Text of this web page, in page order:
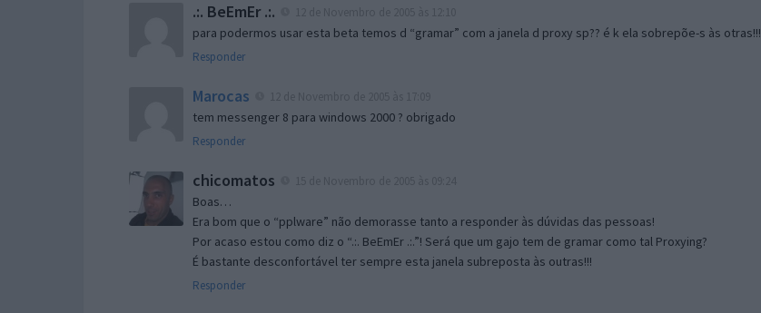
.:. BeEmEr .:.
para podermos usar esta beta temos d “gramar” com a janela d proxy sp?? é k ela sobrepõe-s às otras!!!
Responder
Marocas
tem messenger 8 para windows 2000 ? obrigado
Responder
chicomatos
Boas…
Era bom que o “pplware” não demorasse tanto a responder às dúvidas das pessoas!
Por acaso estou como diz o “.:. BeEmEr .:.”! Será que um gajo tem de gramar como tal Proxying?
É bastante desconfortável ter sempre esta janela subreposta às outras!!!
Responder